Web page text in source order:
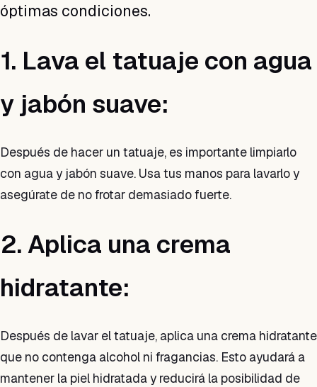
óptimas condiciones.
1. Lava el tatuaje con agua
y jabón suave:
Después de hacer un tatuaje, es importante limpiarlo
con agua y jabón suave. Usa tus manos para lavarlo y
asegúrate de no frotar demasiado fuerte.
2. Aplica una crema
hidratante:
Después de lavar el tatuaje, aplica una crema hidratante
que no contenga alcohol ni fragancias. Esto ayudará a
mantener la piel hidratada y reducirá la posibilidad de